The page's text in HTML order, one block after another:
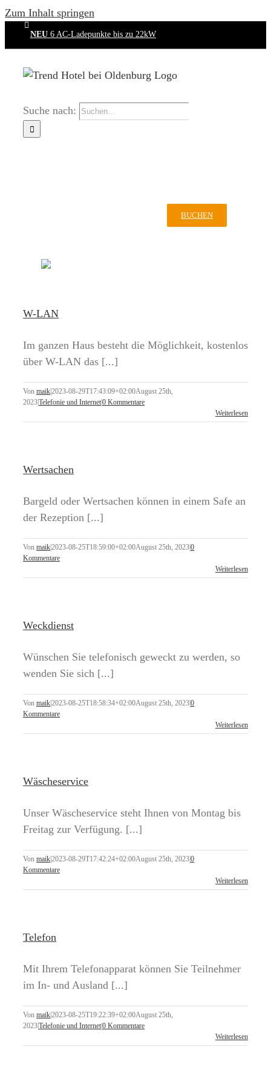
Zum Inhalt springen
NEU 6 AC-Ladepunkte bis zu 22kW
Suche nach:
BUCHEN
W-LAN
Im ganzen Haus besteht die Möglichkeit, kostenlos
über W-LAN das [...]
Von maik2023-08-29T17:43:09+02:00August 25th,
2023Telefonie und Internet0 Kommentare
Weiterlesen
Wertsachen
Bargeld oder Wertsachen können in einem Safe an
der Rezeption [...]
Von maik2023-08-25T18:59:00+02:00August 25th, 20230
Kommentare
Weiterlesen
Weckdienst
Wünschen Sie telefonisch geweckt zu werden, so
wenden Sie sich [...]
Von maik2023-08-25T18:58:34+02:00August 25th, 20230
Kommentare
Weiterlesen
Wäscheservice
Unser Wäscheservice steht Ihnen von Montag bis
Freitag zur Verfügung. [...]
Von maik2023-08-29T17:42:24+02:00August 25th, 20230
Kommentare
Weiterlesen
Telefon
Mit Ihrem Telefonapparat können Sie Teilnehmer
im In- und Ausland [...]
Von maik2023-08-25T19:22:39+02:00August 25th,
2023Telefonie und Internet0 Kommentare
Weiterlesen